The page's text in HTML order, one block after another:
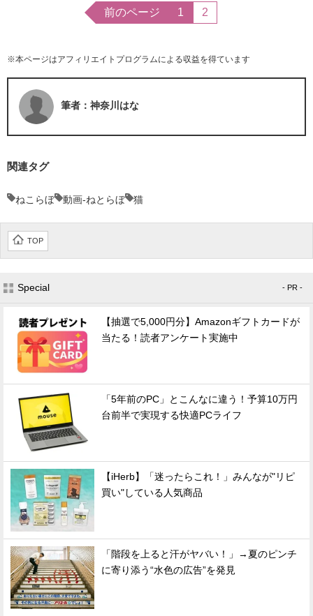
前のページ 1 2
※本ページはアフィリエイトプログラムによる収益を得ています
筆者：神奈川はな
関連タグ
ねこらぼ 動画-ねとらぼ 猫
TOP
Special - PR -
【抽選で5,000円分】Amazonギフトカードが
当たる！読者アンケート実施中
「5年前のPC」とこんなに違う！予算10万円
台前半で実現する快適PCライフ
【iHerb】「迷ったらこれ！」みんなが"リピ
買い"している人気商品
「階段を上ると汗がヤバい！」→夏のピンチ
に寄り添う“水色の広告”を発見